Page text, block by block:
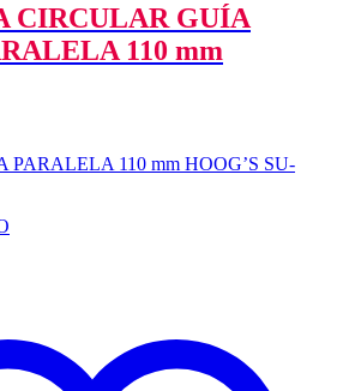
CIRCULAR GUÍA
110 mm
110 mm HOOG’S SU-